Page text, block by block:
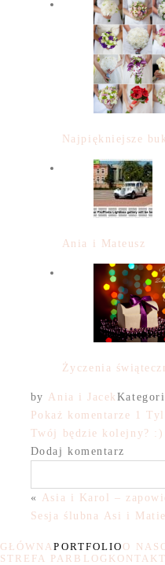
Najpiękniejsze
Ania i Mateusz
Życzenia
by Ania i Jacek
Pokaż komentarze 1
Twój będzie kolejny? :)
Dodaj komentarz
« Asia i Karol –
Sesja ślubna Asi i
GŁÓWNAPORTFOLIO O NAS
STREFA PAR BLOG KONTAKT